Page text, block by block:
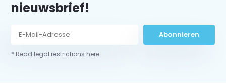
nieuwsbrief!
Abonnieren
* Read legal restrictions here